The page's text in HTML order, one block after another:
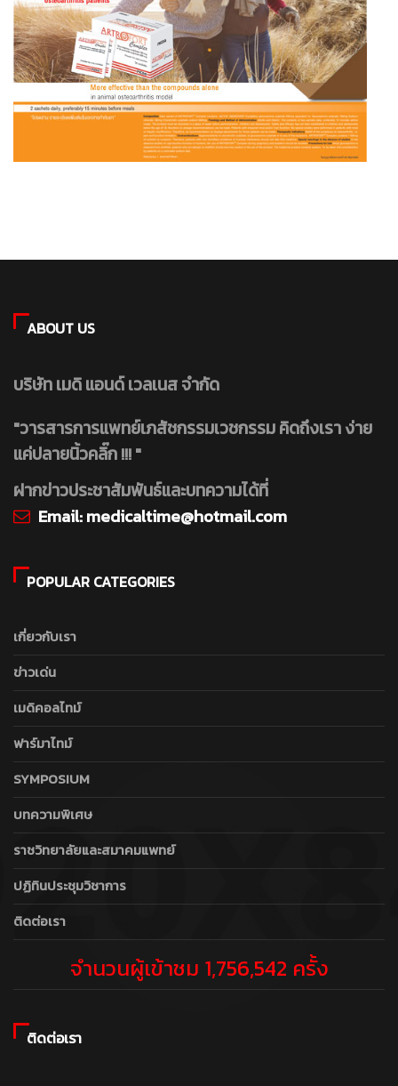
ABOUT US
บริษัท เมดิ แอนด์ เวลเนส จำกัด
"วารสารการแพทย์เภสัชกรรมเวชกรรม คิดถึงเรา ง่าย
แค่ปลายนิ้วคลิ๊ก !!! "
ฝากข่าวประชาสัมพันธ์และบทความได้ที่
Email:medicaltime@hotmail.com
POPULAR CATEGORIES
เกี่ยวกับเรา
ข่าวเด่น
เมดิคอลไทม์
ฟาร์มาไทม์
SYMPOSIUM
บทความพิเศษ
ราชวิทยาลัยและสมาคมแพทย์
ปฏิทินประชุมวิชาการ
ติดต่อเรา
จำนวนผู้เข้าชม 1,756,542 ครั้ง
ติดต่อเรา